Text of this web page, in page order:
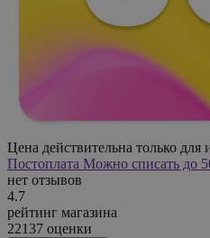
Цена действительна только
Постоплата Можно списать до
нет отзывов
4.7
рейтинг магазина
22137 оценки